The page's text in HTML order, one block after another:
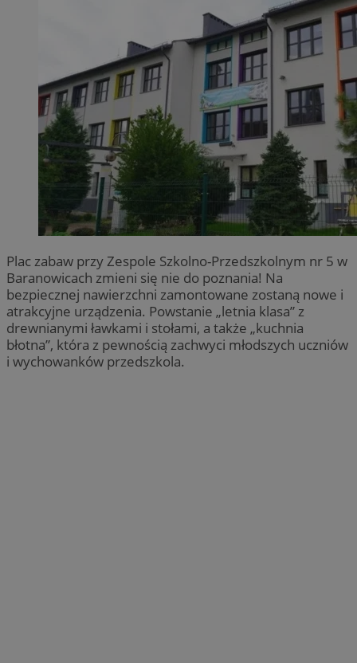
Plac zabaw przy Zespole Szkolno-Przedszkolnym nr 5 w
Baranowicach zmieni się nie do poznania! Na
bezpiecznej nawierzchni zamontowane zostaną nowe i
atrakcyjne urządzenia. Powstanie „letnia klasa” z
drewnianymi ławkami i stołami, a także „kuchnia
błotna”, która z pewnością zachwyci młodszych uczniów
i wychowanków przedszkola.